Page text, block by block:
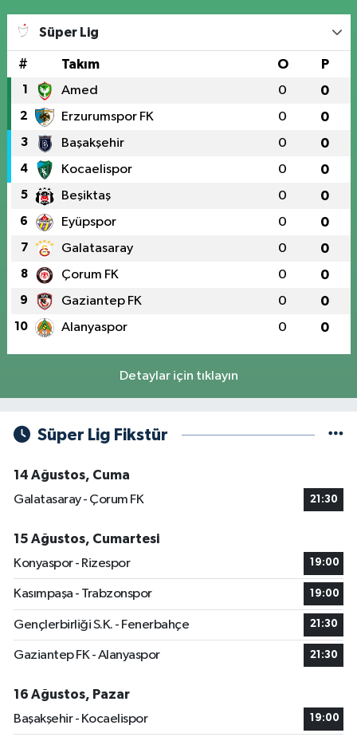
Süper Lig
# Takım O P
1 Amed 0 0
2 Erzurumspor FK 0 0
3 Başakşehir 0 0
4 Kocaelispor 0 0
5 Beşiktaş 0 0
6 Eyüpspor 0 0
7 Galatasaray 0 0
8 Çorum FK 0 0
9 Gaziantep FK 0 0
10 Alanyaspor 0 0
Detaylar için tıklayın
Süper Lig Fikstür
14 Ağustos, Cuma
Galatasaray - Çorum FK
21:30
15 Ağustos, Cumartesi
Konyaspor - Rizespor
19:00
Kasımpaşa - Trabzonspor 19:00
Gençlerbirliği S.K. - Fenerbahçe 21:30
Gaziantep FK - Alanyaspor 21:30
16 Ağustos, Pazar
Başakşehir - Kocaelispor
19:00